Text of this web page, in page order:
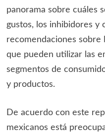
panorama sobre cuáles
gustos, los inhibidores y
recomendaciones sobre
que pueden utilizar las
segmentos de
y productos.
De acuerdo con este
mexicanos está